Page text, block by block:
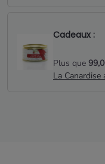
Cadeaux :
Plus que
La